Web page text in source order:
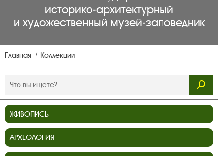
историко‑архитектурный
и художественный музей‑заповедник
Главная Коллекции
ЖИВОПИСЬ
АРХЕОЛОГИЯ